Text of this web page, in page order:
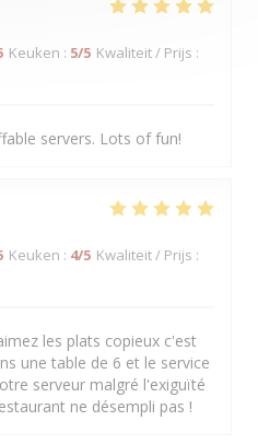
Keuken : 5/5 Kwaliteit / Prijs :
servers. Lots of fun!
Keuken : 4/5 Kwaliteit / Prijs :
les plats copieux c'est
une table de 6 et le service
serveur malgré l'exiguïté
ne désempli pas !